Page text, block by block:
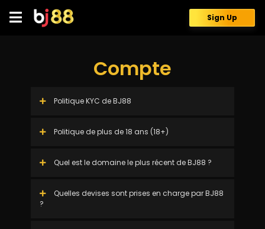
content
Sign Up
Compte
Politique KYC de BJ88
Politique de plus de 18 ans (18+)
Quel est le domaine le plus récent de BJ88 ?
Quelles devises sont prises en charge par BJ88
?